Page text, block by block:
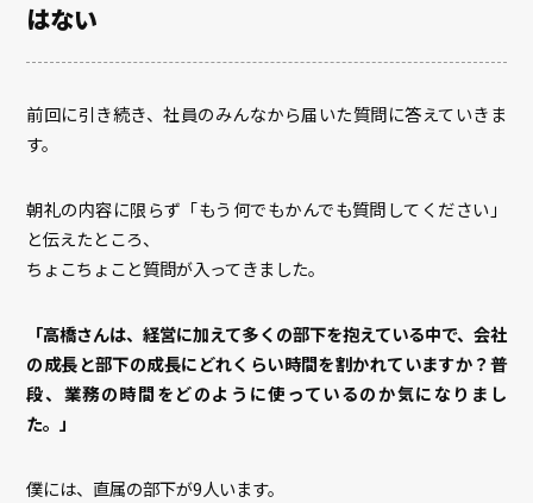
はない
前回に引き続き、社員のみんなから届いた質問に答えていきま
す。
朝礼の内容に限らず「もう何でもかんでも質問してください」
と伝えたところ、
ちょこちょこと質問が入ってきました。
「高橋さんは、経営に加えて多くの部下を抱えている中で、会社
の成長と部下の成長にどれくらい時間を割かれていますか？普
段、業務の時間をどのように使っているのか気になりまし
た。」
僕には、直属の部下が9人います。